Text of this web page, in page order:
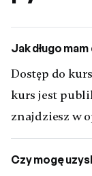
Jak długo
Dostęp do
kurs jest
znajdziesz w
Czy mogę